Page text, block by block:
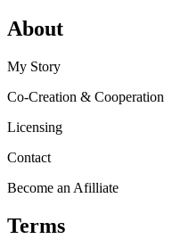
About
My Story
Co-Creation & Cooperation
Licensing
Contact
Become an Afilliate
Terms